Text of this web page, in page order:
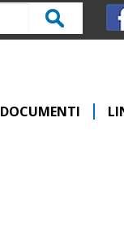
Cerca
DOCUMENTI